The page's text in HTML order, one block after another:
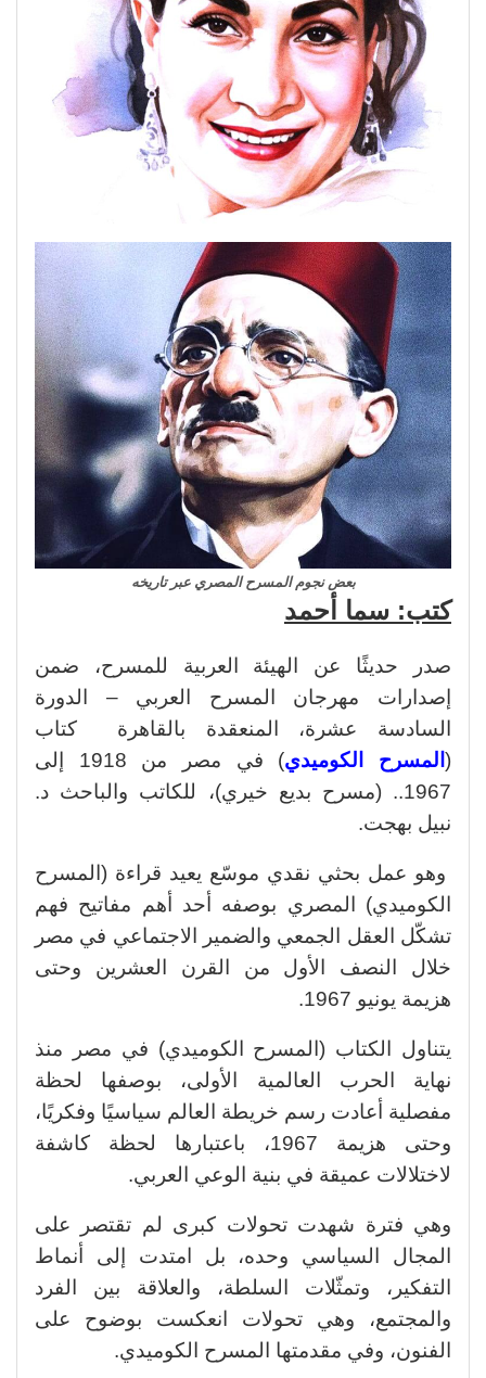
بعض نجوم المسرح المصري عبر تاريخه
كتب: سما أحمد
صدر حديثًا عن الهيئة العربية للمسرح، ضمن
إصدارات مهرجان المسرح العربي – الدورة
السادسة عشرة، المنعقدة بالقاهرة كتاب
(المسرح الكوميدي
) في مصر من 1918 إلى
1967.. (مسرح بديع خيري)، للكاتب والباحث د.
نبيل بهجت.
وهو عمل بحثي نقدي موسّع يعيد قراءة (المسرح
الكوميدي) المصري بوصفه أحد أهم مفاتيح فهم
تشكّل العقل الجمعي والضمير الاجتماعي في مصر
خلال النصف الأول من القرن العشرين وحتى
هزيمة يونيو 1967.
يتناول الكتاب (المسرح الكوميدي) في مصر منذ
نهاية الحرب العالمية الأولى، بوصفها لحظة
مفصلية أعادت رسم خريطة العالم سياسيًا وفكريًا،
وحتى هزيمة 1967، باعتبارها لحظة كاشفة
لاختلالات عميقة في بنية الوعي العربي.
وهي فترة شهدت تحولات كبرى لم تقتصر على
المجال السياسي وحده، بل امتدت إلى أنماط
التفكير، وتمثّلات السلطة، والعلاقة بين الفرد
والمجتمع، وهي تحولات انعكست بوضوح على
الفنون، وفي مقدمتها المسرح الكوميدي.